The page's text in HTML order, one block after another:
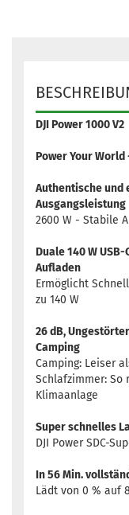
DJI Power 1000 V2
Power Your
Authentische
Ausgangsleistung
2600 W - Stabile
Duale 140 W
Aufladen
Ermöglicht
zu 140 W
26 dB,
Camping
Camping: Leiser
Schlafzimmer:
Klimaanlage
Super schnelles
DJI Power SDC-
In 56 Min.
Lädt von 0 % auf